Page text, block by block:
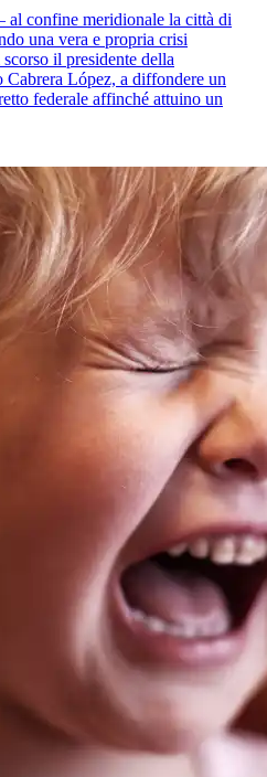
confine meridionale la città di
una vera e propria crisi
il presidente della
Cabrera López, a diffondere un
federale affinché attuino un